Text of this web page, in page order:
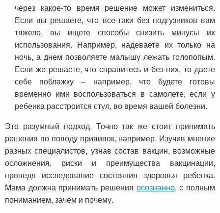
через какое-то время решение может измениться.
Если вы решаете, что все-таки без подгузников вам
тяжело, вы ищете способы снизить минусы их
использования. Например, надеваете их только на
ночь, а днем позволяете малышу лежать голопопым.
Если же решаете, что справитесь и без них, то даете
себе поблажку – например, что будете готовы
временно ими воспользоваться в самолете, если у
ребенка расстроится стул, во время вашей болезни.
Это разумный подход. Точно так же стоит принимать
решения по поводу прививок, например. Изучив мнение
разных специалистов, узнав состав вакцин, возможные
осложнения, риски и преимущества вакцинации,
проведя исследование состояния здоровья ребенка.
Мама должна принимать решения осознанно, с полным
пониманием, зачем и почему.